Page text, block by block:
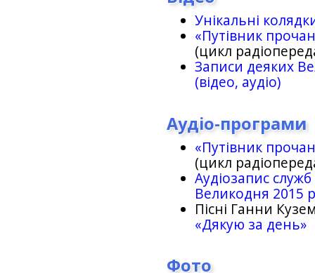
Унікальні
«Путівник
(цикл
Записи деяких
(відео, аудіо)
Аудіо-програми
«Путівник
(цикл
Аудіозапис
Великодня 2015
Пісні Ганни
«Дякую за день»
Фото